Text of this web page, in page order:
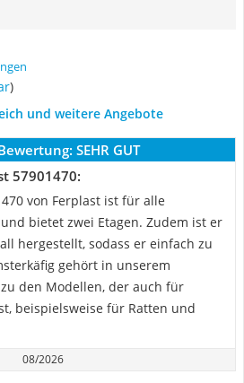
)
und weitere Angebote
SEHR GUT
57901470:
von Ferplast ist für alle
bietet zwei Etagen. Zudem ist er
hergestellt, sodass er einfach zu
gehört in unserem
den Modellen, der auch für
beispielsweise für Ratten und
08/2026